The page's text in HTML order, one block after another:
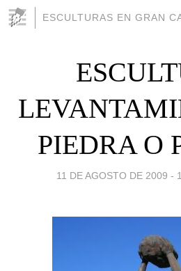
ESCULTURAS EN GRAN
PIEDRA O
11 DE AGOSTO DE 2009 -